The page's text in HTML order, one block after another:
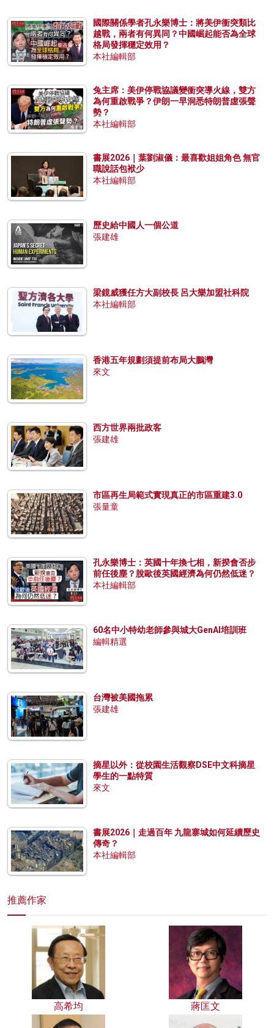
國際關係學者孔永樂博士：將美伊衝突類比
越戰，兩者有何異同？中國崛起能否為全球
格局發揮穩定效用？
本社編輯部
兔主席：美伊停戰協議變衝突導火線，雙方
為何重啟戰爭？伊朗一早洞悉特朗普虛張聲
勢？
本社編輯部
書展2026｜葉劉淑儀：最喜歡姐姐角色 無官
職說話包袱少
本社編輯部
歷史給中國人一個公道
張建雄
梁鏡威獲任方大副校長 呂大樂加盟社科院
本社編輯部
香港五年規劃須提前布局大鵬灣
來文
西方世界兩批政客
張建雄
市區再生局範式實現真正的市區重建3.0
張量童
孔永樂博士：英國十年換七相，新揆會否步
前任後塵？脫歐後英國經濟為何仍然低迷？
本社編輯部
60名中小特幼老師參與城大GenAI培訓班
編輯精選
台灣被美國拖累
張建雄
摘星以外：從校園生活觀察DSE中文科摘星
學生的一點特質
來文
書展2026｜走過百年 九龍寨城如何延續歷史
傳奇？
本社編輯部
推薦作家
高希均 蔣匡文